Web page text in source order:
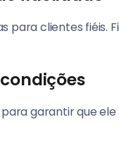
clientes fiéis.
garantir que